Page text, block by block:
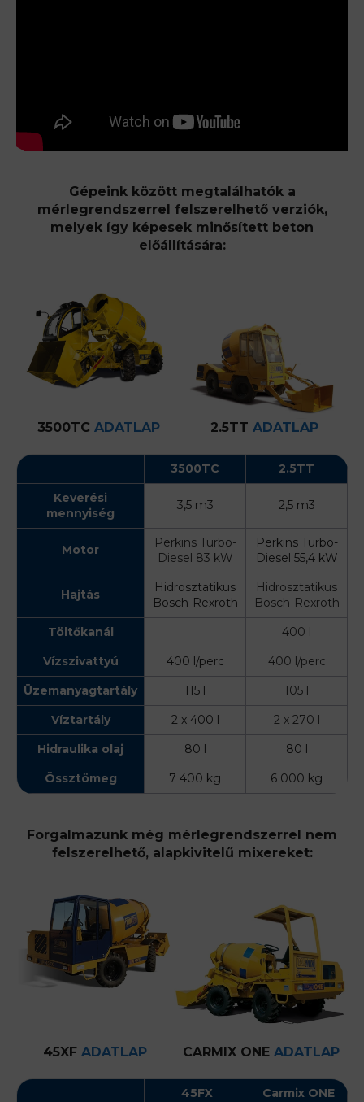
Gépeink között megtalálhatók a
mérlegrendszerrel felszerelhető verziók,
melyek így képesek minősített beton
előállítására:
3500TC ADATLAP 2.5TT ADATLAP
3500TC
2.5TT
Keverési
mennyiség
3,5 m3 2,5 m3
Motor
Perkins Turbo-
Diesel 83 kW
Perkins Turbo-
Diesel 55,4 kW
Hajtás
Hidrosztatikus
Bosch-Rexroth
Hidrosztatikus
Bosch-Rexroth
Töltőkanál
400 l
Vízszivattyú
400 l/perc
400 l/perc
Üzemanyagtartály
115 l
105 l
Víztartály
2 x 400 l
2 x 270 l
Hidraulika olaj
80 l
80 l
Össztömeg
7 400 kg 6 000 kg
Forgalmazunk még mérlegrendszerrel nem
felszerelhető, alapkivitelű mixereket:
45XFADATLAP CARMIX ONE ADATLAP
45FX
Carmix ONE